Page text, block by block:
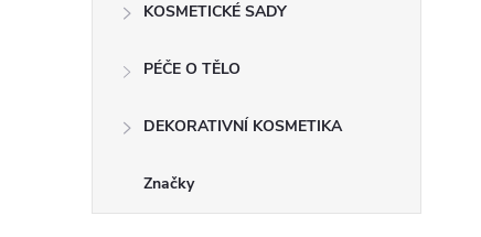
KOSMETICKÉ SADY
PÉČE O TĚLO
DEKORATIVNÍ KOSMETIKA
Značky